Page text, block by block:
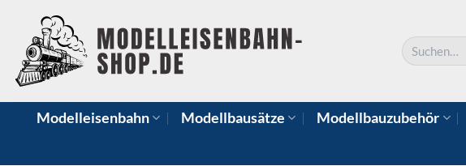
Inhalt
springen
Suchen
nach:
Modelleisenbahn Modellbausätze Modellbauzubehör